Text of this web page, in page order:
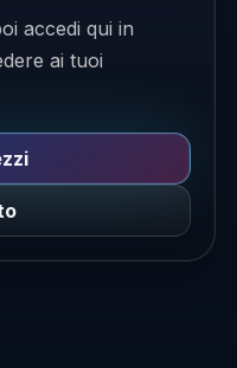
accedi qui in
ai tuoi